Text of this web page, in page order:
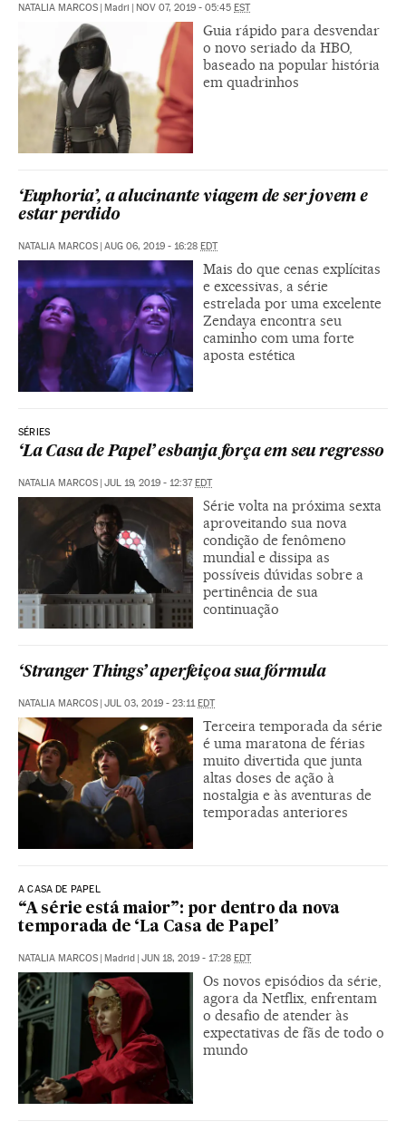
NATALIA MARCOS | Madri | NOV 07, 2019 - 05:45 EST
Guia rápido para desvendar
o novo seriado da HBO,
baseado na popular história
em quadrinhos
‘Euphoria’, a alucinante viagem de ser jovem e
estar perdido
NATALIA MARCOS | AUG 06, 2019 - 16:28 EDT
Mais do que cenas explícitas
e excessivas, a série
estrelada por uma excelente
Zendaya encontra seu
caminho com uma forte
aposta estética
SÉRIES
‘La Casa de Papel’ esbanja força em seu regresso
NATALIA MARCOS | JUL 19, 2019 - 12:37EDT
Série volta na próxima sexta
aproveitando sua nova
condição de fenômeno
mundial e dissipa as
possíveis dúvidas sobre a
pertinência de sua
continuação
‘Stranger Things’ aperfeiçoa sua fórmula
NATALIA MARCOS | JUL 03, 2019 - 23:11EDT
Terceira temporada da série
é uma maratona de férias
muito divertida que junta
altas doses de ação à
nostalgia e às aventuras de
temporadas anteriores
A CASA DE PAPEL
“A série está maior”: por dentro da nova
temporada de ‘La Casa de Papel’
NATALIA MARCOS | Madrid | JUN 18, 2019 - 17:28 EDT
Os novos episódios da série,
agora da Netflix, enfrentam
o desafio de atender às
expectativas de fãs de todo o
mundo